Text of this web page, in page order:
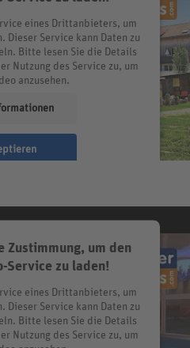
eines Drittanbieters, um
Service kann Daten zu
Bitte lesen Sie die Details
Nutzung des Service zu, um
anzusehen.
Zustimmung, um den
Service zu laden!
eines Drittanbieters, um
Service kann Daten zu
Bitte lesen Sie die Details
Nutzung des Service zu, um